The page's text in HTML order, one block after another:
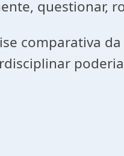
questionar,
comparativa